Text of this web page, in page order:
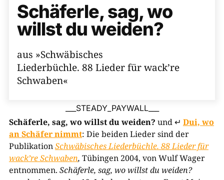
Schäferle, sag, wo
willst du weiden?
aus »Schwäbisches
Liederbüchle. 88 Lieder für wack’re
Schwaben«
___STEADY_PAYWALL___
Schäferle, sag, wo willst du weiden? und ↵ Dui, wo
an Schäfer nimmt: Die beiden Lieder sind der
PublikationSchwäbisches Liederbüchle. 88Lieder für
wack’re Schwaben, Tübingen 2004, von Wulf Wager
entnommen. Schäferle, sag, wo willst du weiden?